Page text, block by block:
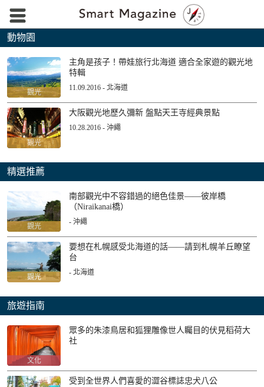
動物園
觀光
主角是孩子！帶娃旅行北海道 適合全家遊的觀光地
特輯
11.09.2016 - 北海道
觀光
大阪觀光地歷久彌新 盤點天王寺經典景點
10.28.2016 - 沖繩
精選推薦
觀光
南部觀光中不容錯過的絕色佳景——彼岸橋
（Niraikanai橋）
- 沖繩
觀光
要想在札幌感受北海道的話——請到札幌羊丘瞭望
台
- 北海道
旅遊指南
文化
眾多的朱漆鳥居和狐狸雕像世人矚目的伏見稻荷大
社
受到全世界人們喜愛的澀谷標誌忠犬八公